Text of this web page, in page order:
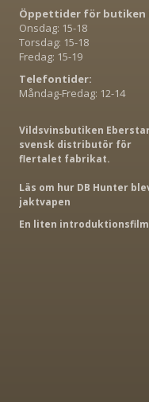
Öppettider för butiken
Onsdag: 15-18
Torsdag: 15-18
Fredag: 15-19
Telefontider:
Måndag-Fredag: 12-14
Vildsvinsbutiken
svensk distributör för
flertalet fabrikat.
Läs om hur DB Hunter
jaktvapen
En liten introduktionsfilm